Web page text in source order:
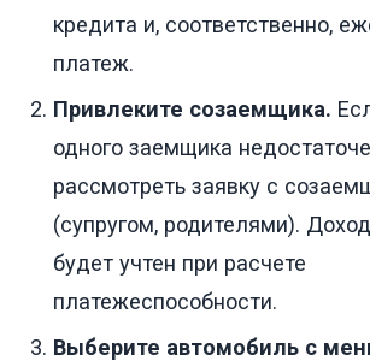
кредита и, соответственно,
платеж.
Привлеките созаемщика.
одного заемщика
рассмотреть заявку с
(супругом, родителями).
будет учтен при расчете
платежеспособности.
Выберите автомобиль с